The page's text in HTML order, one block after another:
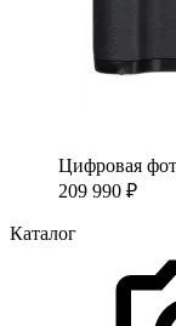
Цифровая
209 990 ₽
Каталог